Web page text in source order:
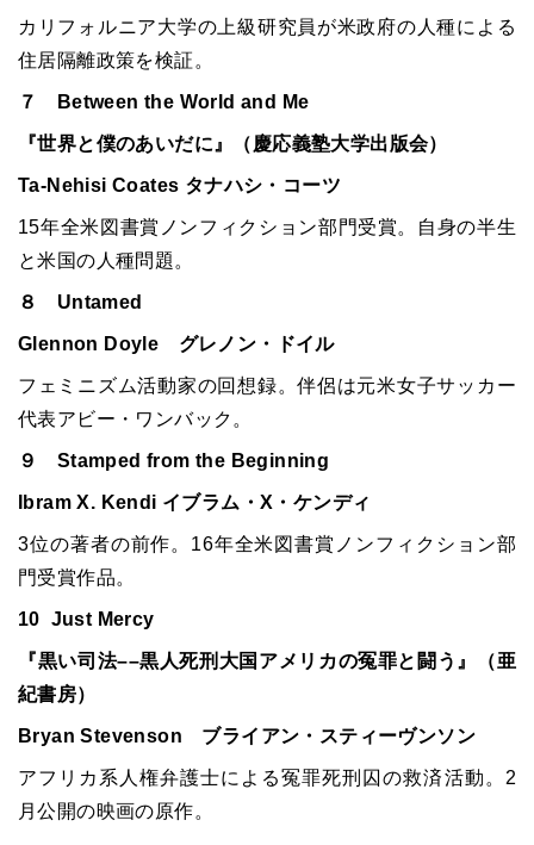
カリフォルニア大学の上級研究員が米政府の人種による
住居隔離政策を検証。
７ Between the World and Me
『世界と僕のあいだに』（慶応義塾大学出版会）
Ta-Nehisi Coates タナハシ・コーツ
15年全米図書賞ノンフィクション部門受賞。自身の半生
と米国の人種問題。
８ Untamed
Glennon Doyle グレノン・ドイル
フェミニズム活動家の回想録。伴侶は元米女子サッカー
代表アビー・ワンバック。
９ Stamped from the Beginning
Ibram X. Kendi イブラム・X・ケンディ
3位の著者の前作。16年全米図書賞ノンフィクション部
門受賞作品。
10 Just Mercy
『黒い司法––黒人死刑大国アメリカの冤罪と闘う』（亜
紀書房）
Bryan Stevenson ブライアン・スティーヴンソン
アフリカ系人権弁護士による冤罪死刑囚の救済活動。2
月公開の映画の原作。